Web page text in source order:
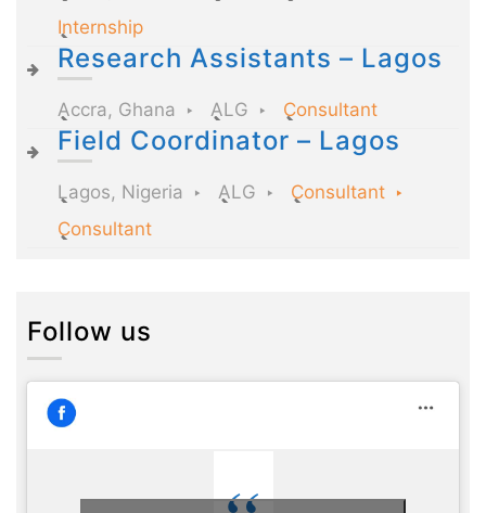
Internship
Research Assistants – Lagos
Accra, Ghana ALG Consultant
Field Coordinator – Lagos
Lagos, Nigeria ALG
Consultant
Consultant
Follow us